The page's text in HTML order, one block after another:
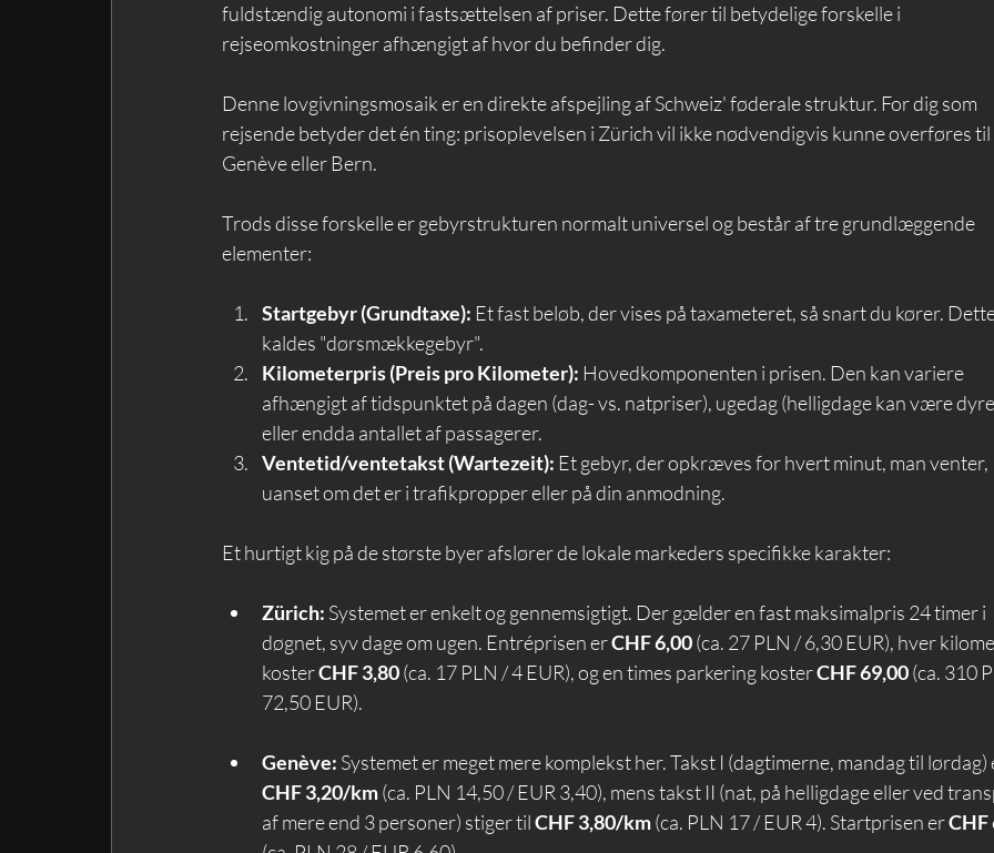
fuldstændig autonomi i fastsættelsen af priser. Dette fører til betydelige forskelle i
rejseomkostninger afhængigt af hvor du befinder dig.
Denne lovgivningsmosaik er en direkte afspejling af Schweiz' føderale struktur. For dig som
rejsende betyder det én ting: prisoplevelsen i Zürich vil ikke nødvendigvis kunne overføres til
Genève eller Bern.
Trods disse forskelle er gebyrstrukturen normalt universel og består af tre grundlæggende
elementer:
Startgebyr (Grundtaxe): Et fast beløb, der vises på taxameteret, så snart du kører.
kaldes "dørsmækkegebyr".
Kilometerpris (Preis pro Kilometer): Hovedkomponenten i prisen. Den kan variere
afhængigt af tidspunktet på dagen (dag- vs. natpriser), ugedag (helligdage kan være
eller endda antallet af passagerer.
Ventetid/ventetakst (Wartezeit): Et gebyr, der opkræves for hvert minut, man venter,
uanset om det er i trafikpropper eller på din anmodning.
Et hurtigt kig på de største byer afslører de lokale markeders specifikke karakter:
Zürich: Systemet er enkelt og gennemsigtigt. Der gælder en fast maksimalpris 24 timer i
døgnet, syv dage om ugen. Entréprisen er CHF 6,00 (ca. 27 PLN / 6,30 EUR), hver
koster CHF 3,80 (ca. 17 PLN / 4 EUR), og en times parkering koster CHF 69,00 (ca. 310
72,50 EUR).
Genève: Systemet er meget mere komplekst her. Takst I (dagtimerne, mandag til lørdag)
CHF 3,20/km (ca. PLN 14,50 / EUR 3,40), mens takst II (nat, på helligdage eller ved
af mere end 3 personer) stiger til CHF 3,80/km (ca. PLN 17 / EUR 4). Startprisen er CHF